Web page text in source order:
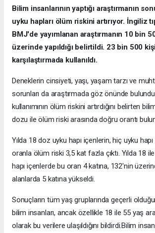
Bilim insanlarının yaptığı araştırmanın
uyku hapları ölüm riskini artırıyor. İngiliz
BMJ'de yayımlanan araştırmanın 10 bin
üzerinde yapıldığı belirtildi. 23 bin 500
karşılaştırmada kullanıldı.
Deneklerin cinsiyeti, yaşı, yaşam tarzı ve
sorunları da araştırmada göz önünde
kullanımının ölüm riskini artırdığını belirten
dozu ile ölüm riski arasında doğru orantı
Yılda 18 doz uyku hapı içenlerin, hiç uyku
oranla ölüm riski 3,5 kat fazla çıktı. Yılda 18
hapı içenlerde bu oran 4 katına, 132'nin
alanlarda 5 katına yükseldi.
Sonuçların tüm yaş gruplarında geçerli
bilim insanları, ancak özellikle 18 ile 55 yaş
olarak bu verilere ulaşıldığını bildirdi.Bilim